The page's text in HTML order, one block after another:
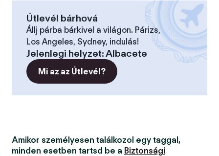
Útlevél bárhová
Állj párba bárkivel a világon. Párizs,
Los Angeles, Sydney, indulás!
Jelenlegi helyzet:Albacete
Mi az az Útlevél?
Amikor személyesen találkozol egy taggal,
minden esetben tartsd be a Biztonsági